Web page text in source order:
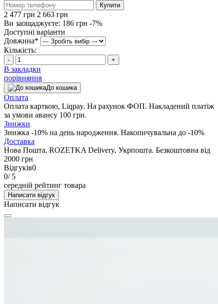
Купити
2 477 грн 2 663 грн
Ви заощаджуєте: 186 грн -7%
Доступні варіанти
Довжина*
Кількість:
- +
В закладки
порівняння
До кошика
Оплата
Оплата карткою, Liqpay. На рахунок ФОП. Накладений платіж
за умови авансу 100 грн.
Знижки
Знижка -10% на день народження. Накопичувальна до -10%
Доставка
Нова Пошта, ROZETKA Delivery, Укрпошта. Безкоштовна від
2000 грн
Відгуків0
0/ 5
середній рейтинг товара
Написати відгук
Написати відгук